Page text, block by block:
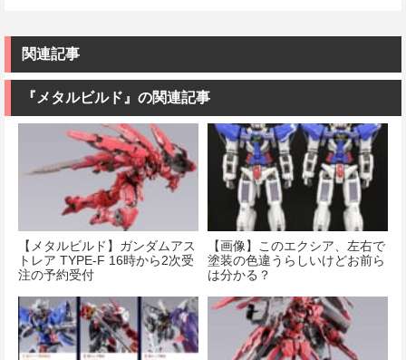
関連記事
『メタルビルド』の関連記事
【メタルビルド】ガンダムアス
トレア TYPE-F 16時から2次受
注の予約受付
【画像】このエクシア、左右で
塗装の色違うらしいけどお前ら
は分かる？